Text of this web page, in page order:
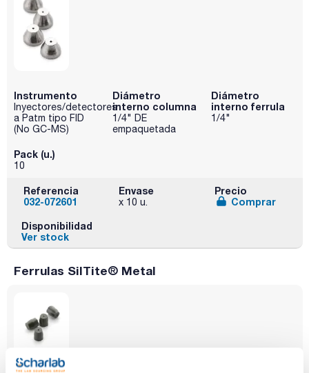
Instrumento
Inyectores/detectores
a Patm tipo FID
(No GC-MS)
Diámetro
interno columna
1/4" DE
empaquetada
Diámetro
interno ferrula
1/4"
Pack (u.)
10
Referencia
032-072601
Envase
x 10 u.
Precio
Comprar
Disponibilidad
Ver stock
Ferrulas SilTite® Metal